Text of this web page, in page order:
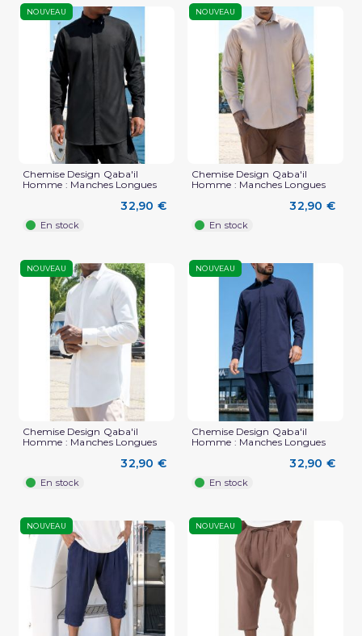
NOUVEAU
Chemise Design Qaba'il
Homme : Manches Longues
32,90 €
En stock
NOUVEAU
Chemise Design Qaba'il
Homme : Manches Longues
32,90 €
En stock
NOUVEAU
Chemise Design Qaba'il
Homme : Manches Longues
32,90 €
En stock
NOUVEAU
Chemise Design Qaba'il
Homme : Manches Longues
32,90 €
En stock
NOUVEAU NOUVEAU